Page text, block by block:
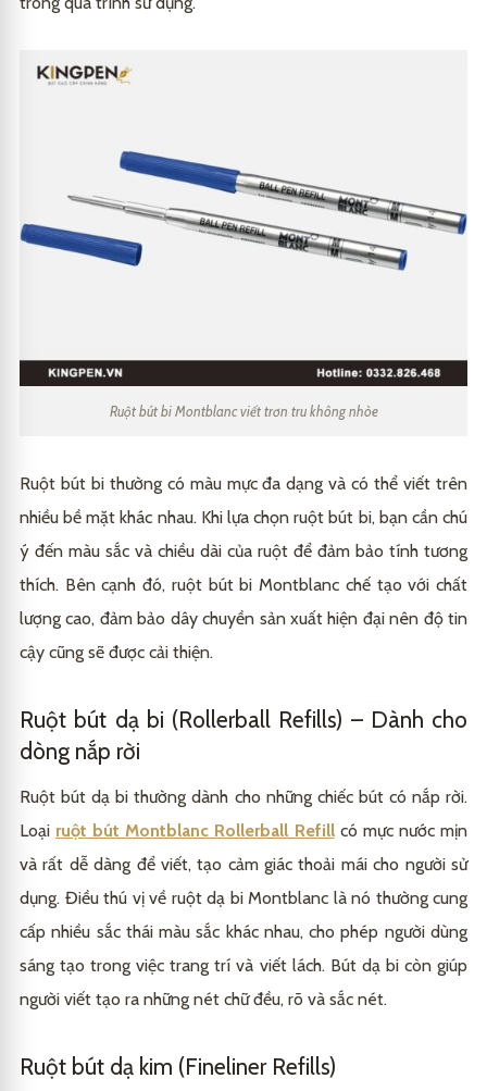
Ruột bút bi Montblanc viết trơn tru không nhòe
Ruột bút bi thường có màu mực đa dạng và có thể viết trên
nhiều bề mặt khác nhau. Khi lựa chọn ruột bút bi, bạn cần chú
ý đến màu sắc và chiều dài của ruột để đảm bảo tính tương
thích. Bên cạnh đó, ruột bút bi Montblanc chế tạo với chất
lượng cao, đảm bảo dây chuyền sản xuất hiện đại nên độ tin
cậy cũng sẽ được cải thiện.
Ruột bút dạ bi (Rollerball Refills) – Dành cho
dòng nắp rời
Ruột bút dạ bi thường dành cho những chiếc bút có nắp rời.
Loại ruột bút Montblanc Rollerball Refillcó mực nước mịn
và rất dễ dàng để viết, tạo cảm giác thoải mái cho người sử
dụng. Điều thú vị về ruột dạ bi Montblanc là nó thường cung
cấp nhiều sắc thái màu sắc khác nhau, cho phép người dùng
sáng tạo trong việc trang trí và viết lách. Bút dạ bi còn giúp
người viết tạo ra những nét chữ đều, rõ và sắc nét.
Ruột bút dạ kim (Fineliner Refills)